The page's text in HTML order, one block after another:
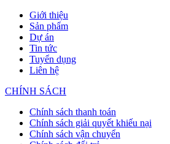
Giới thiệu
Sản phẩm
Dự án
Tin tức
Tuyển dụng
Liên hệ
CHÍNH SÁCH
Chính sách thanh toán
Chính sách giải quyết khiếu nại
Chính sách vận chuyển